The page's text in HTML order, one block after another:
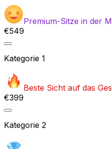
Premium-Sitze in der
€549
Kategorie 1
Beste Sicht auf das
€399
Kategorie 2